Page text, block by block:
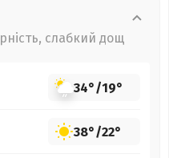
слабкий дощ
34°/19°
38°/22°